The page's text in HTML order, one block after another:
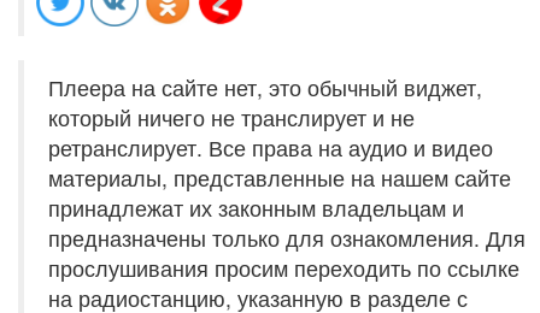
Плеера на сайте нет, это обычный виджет,
который ничего не транслирует и не
ретранслирует. Все права на аудио и видео
материалы, представленные на нашем сайте
принадлежат их законным владельцам и
предназначены только для ознакомления. Для
прослушивания просим переходить по ссылке
на радиостанцию, указанную в разделе с